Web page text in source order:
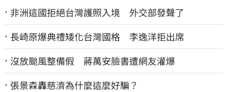
非洲這國拒絕台灣護照入境 外交部發聲了
長崎原爆典禮矮化台灣國格 李逸洋拒出席
沒放颱風整備假 蔣萬安臉書遭網友灌爆
張景森轟慈濟為什麼這麼好騙？